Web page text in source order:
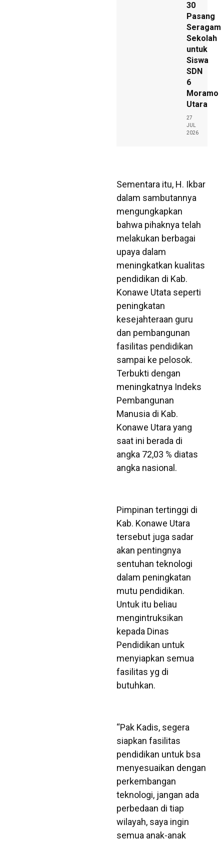
30
Pasang
Seragam
Sekolah
untuk
Siswa
SDN
6
Moramo
Utara
27
JUL
2026
Sementara itu, H. Ikbar
dalam sambutannya
mengungkapkan
bahwa pihaknya telah
melakukan berbagai
upaya dalam
meningkatkan kualitas
pendidikan di Kab.
Konawe Utata seperti
peningkatan
kesejahteraan guru
dan pembangunan
fasilitas pendidikan
sampai ke pelosok.
Terbukti dengan
meningkatnya Indeks
Pembangunan
Manusia di Kab.
Konawe Utara yang
saat ini berada di
angka 72,03 % diatas
angka nasional.
Pimpinan tertinggi di
Kab. Konawe Utara
tersebut juga sadar
akan pentingnya
sentuhan teknologi
dalam peningkatan
mutu pendidikan.
Untuk itu beliau
mengintruksikan
kepada Dinas
Pendidikan untuk
menyiapkan semua
fasilitas yg di
butuhkan.
“Pak Kadis, segera
siapkan fasilitas
pendidikan untuk bsa
menyesuaikan dengan
perkembangan
teknologi, jangan ada
perbedaan di tiap
wilayah, saya ingin
semua anak-anak